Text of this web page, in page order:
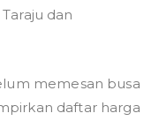
dan
memesan busa
daftar harga